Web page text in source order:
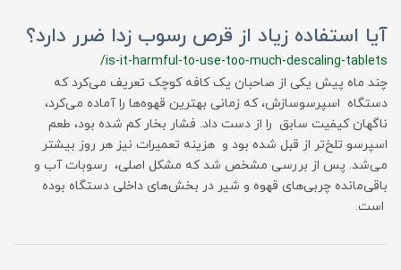
آیا استفاده زیاد از قرص رسوب زدا ضرر دارد؟
/is-it-harmful-to-use-too-much-descaling-tablets
چند ماه پیش یکی از صاحبان یک کافه کوچک تعریف می‌کرد که
دستگاه اسپرسوسازش، که زمانی بهترین قهوه‌ها را آماده می‌کرد،
ناگهان کیفیت سابق را از دست داد. فشار بخار کم شده بود، طعم
اسپرسو تلخ‌تر از قبل شده بود و هزینه تعمیرات نیز هر روز بیشتر
می‌شد. پس از بررسی مشخص شد که مشکل اصلی، رسوبات آب و
باقی‌مانده چربی‌های قهوه و شیر در بخش‌های داخلی دستگاه بوده
است.